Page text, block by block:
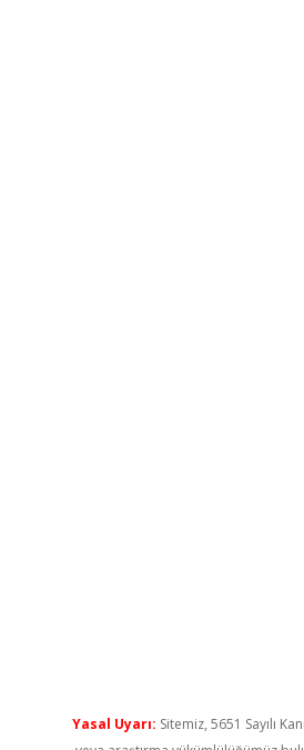
Yasal Uyarı: Sitemiz, 5651 Sayılı